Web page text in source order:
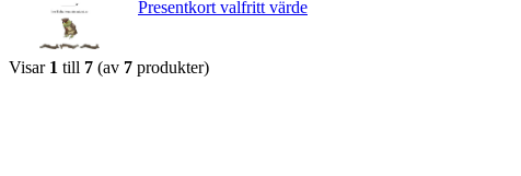
Presentkort valfritt värde
Visar 1 till 7 (av 7 produkter)